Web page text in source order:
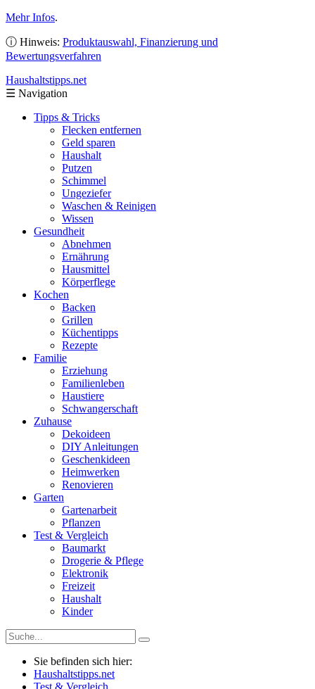
Mehr Infos.
ⓘ Hinweis: Produktauswahl, Finanzierung und
Bewertungsverfahren
Haushaltstipps.net
☰ Navigation
Tipps & Tricks
Flecken entfernen
Geld sparen
Haushalt
Putzen
Schimmel
Ungeziefer
Waschen & Reinigen
Wissen
Gesundheit
Abnehmen
Ernährung
Hausmittel
Körperflege
Kochen
Backen
Grillen
Küchentipps
Rezepte
Familie
Erziehung
Familienleben
Haustiere
Schwangerschaft
Zuhause
Dekoideen
DIY Anleitungen
Geschenkideen
Heimwerken
Renovieren
Garten
Gartenarbeit
Pflanzen
Test & Vergleich
Baumarkt
Drogerie & Pflege
Elektronik
Freizeit
Haushalt
Kinder
Sie befinden sich hier:
Haushaltstipps.net
Test & Vergleich